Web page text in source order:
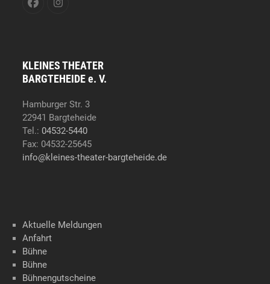
FacebookInstagram
KLEINES THEATER
BARGTEHEIDE e. V.
Hamburger Str. 3
22941 Bargteheide
Tel.:04532-5440
Fax: 04532-25645
info@kleines-theater-bargteheide.de
Aktuelle Meldungen
Anfahrt
Bühne
Bühne
Bühnengutscheine